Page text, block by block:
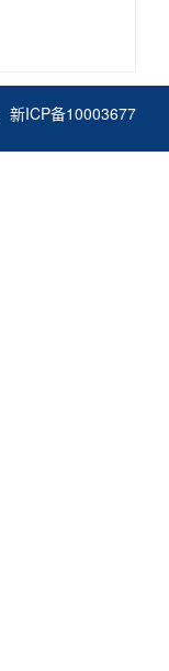
新ICP备10003677